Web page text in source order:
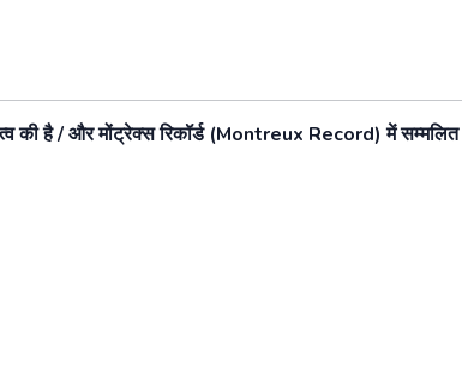
कीहै/औरमोंट्रेक्सरिकॉर्ड(Montreux Record)मेंसम्मलित